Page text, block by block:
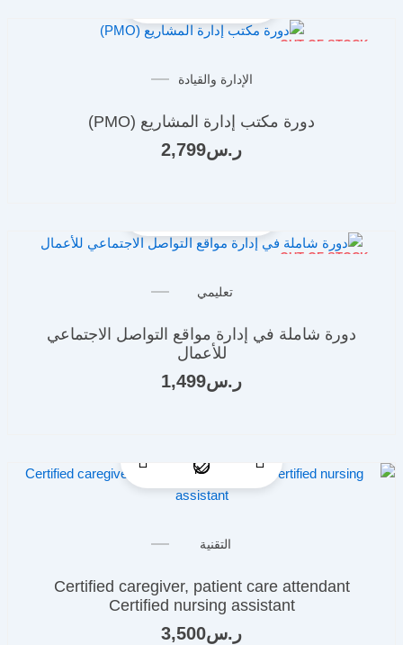
OUT OF STOCK
الإدارة والقيادة
دورة مكتب إدارة المشاريع (PMO)
ر.س 2,799
OUT OF STOCK
تعليمي
دورة شاملة في إدارة مواقع التواصل الاجتماعي
للأعمال
ر.س 1,499
التقنية
Certified caregiver, patient care attendant
Certified nursing assistant
ر.س 3,500